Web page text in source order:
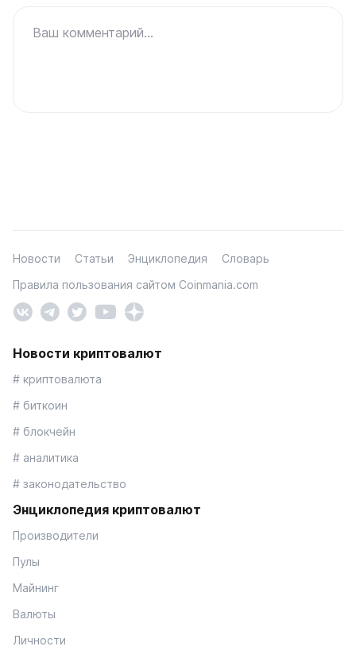
Ваш комментарий...
Новости Статьи Энциклопедия
Словарь
Правила пользования сайтом Coinmania.com
Новости криптовалют
# криптовалюта
# биткоин
# блокчейн
# аналитика
# законодательство
Энциклопедия криптовалют
Производители
Пулы
Майнинг
Валюты
Личности